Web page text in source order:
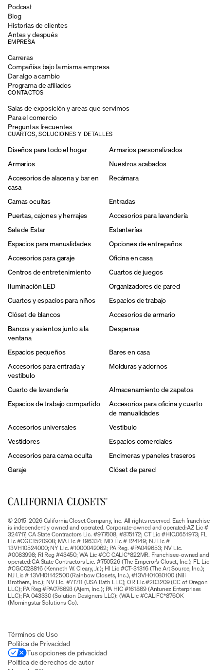
Podcast
Blog
Historias de clientes
Antes y después
EMPRESA
Carreras
Compañías bajo la misma empresa
Dar algo a cambio
Programa de afiliados
CONTACTOS
Salas de exposición y areas que servimos
Para el comercio
Preguntas frecuentes
CUARTOS, SOLUCIONES Y DETALLES
Diseños para todo el hogar
Armarios personalizados
Armarios
Nuestros acabados
Accesorios de alacena y bar en
casa
Recámara
Camas ocultas
Entradas
Puertas, cajones y herrajes
Accesorios para lavandería
Sala de Estar
Estanterías
Espacios para manualidades
Opciones de entrepaños
Accesorios para garaje
Oficina en casa
Centros de entretenimiento
Cuartos de juegos
Iluminación LED
Organizadores de pared
Cuartos y espacios para niños
Espacios de trabajo
Clóset de blancos
Accesorios de armario
Bancos y asientos junto a la
ventana
Despensa
Espacios pequeños
Bares en casa
Accesorios para entrada y
vestibulo
Molduras y adornos
Cuarto de lavandería
Almacenamiento de zapatos
Espacios de trabajo compartido
Accesorios para oficina y cuarto
de manualidades
Accesorios universales
Vestibulo
Vestidores
Espacios comerciales
Accesorios para cama oculta
Encimeras y paneles traseros
Garaje
Clóset de pared
© 2015-2026 California Closet Company, Inc. All rights reserved. Each franchise
is independently owned and operated. Corporate-owned and operated:AZ Lic #
324717; CA State Contractors Lic. #977608, #875172; CT Lic #HIC.0651973; FL
Lic #CGC1520908; MA Lic # 196334; MD Lic # 124149; NJ Lic #
13VH10524000; NY Lic. #1000042062; PA Reg. #PA049653; NV Lic.
#0083998; RI Reg #43450; WA Lic #CC CALIC*822MR. Franchisee-owned and
operated:CA State Contractors Lic. #750526 (The Emperor’s Closet, Inc.); FL Lic
#CGC028816 (Kenneth W. Cleary, Jr.); HI Lic #CT-31316 (The Art Source, Inc.);
NJ Lic # 13VH01142500 (Rainbow Closets, Inc.), #13VH01080100 (Nili
Brothers, Inc.); NV Lic. #71711 (USA Bath LLC); OR Lic #203209 (CC of Oregon
LLC); PA Reg #PA076693 (Ajem, Inc.); PA HIC #161869 (Antunez Enterprises
LLC); PA 043330 (Solution Designers LLC); (WA Lic #CALIFC*876OK
(Morningstar Solutions Co).
Términos de Uso
Política de Privacidad
Tus opciones de privacidad
Política de derechos de autor